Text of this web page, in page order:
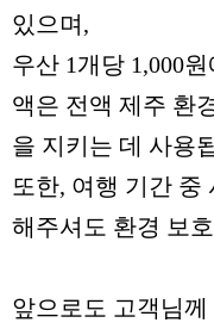
있으며,
우산 1개당 1,000
액은 전액 제주 환
을 지키는 데 사용
또한, 여행 기간 중
해주셔도 환경 보
앞으로도 고객님